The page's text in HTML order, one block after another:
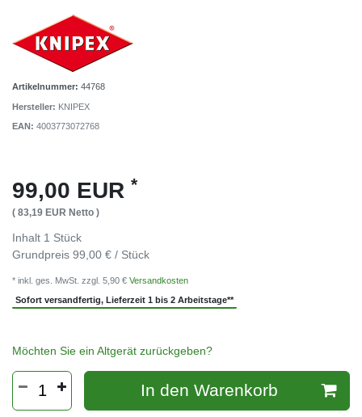
Artikelnummer: 44768
Hersteller: KNIPEX
EAN: 4003773072768
99,00 EUR *
( 83,19 EUR Netto )
Inhalt 1 Stück
Grundpreis 99,00 € / Stück
* inkl. ges. MwSt. zzgl. 5,90 € Versandkosten
Sofort versandfertig, Lieferzeit 1 bis 2 Arbeitstage**
Möchten Sie ein Altgerät zurückgeben?
In den Warenkorb